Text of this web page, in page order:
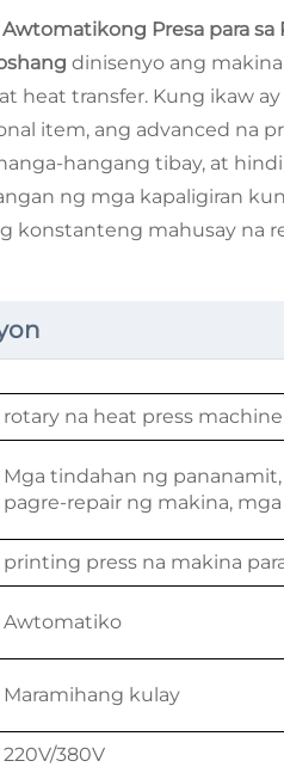
Presa para
dinisenyo ang
heat transfer. Kung ikaw
item, ang advanced na
hangang tibay, at
ng mga kapaligiran
konstanteng mahusay na
rotary na heat press
Mga tindahan ng
pagre-repair ng makina,
printing press na makina
Awtomatiko
Maramihang kulay
220V/380V